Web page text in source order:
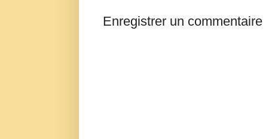
Enregistrer un commentaire